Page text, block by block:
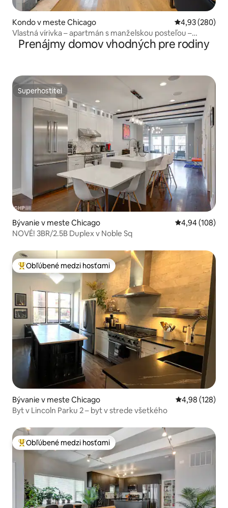
Kondo v meste Chicago Priemerné
4,93 (280)
Vlastná vírivka – apartmán s manželskou posteľou –
bezplatné parkovanie
Prenájmy domov vhodných pre rodiny
Superhostiteľ
Superhostiteľ
Bývanie v meste Chicago Priemerné
4,94 (108)
NOVÉ! 3BR/2.5B Duplex v Noble Sq
Najobľúbenejšie medzi hosťami
Obľúbené medzi hosťami
Bývanie v meste Chicago Priemerné
4,98 (128)
Byt v Lincoln Parku 2 – byt v strede všetkého
Najobľúbenejšie medzi hosťami
Obľúbené medzi hosťami